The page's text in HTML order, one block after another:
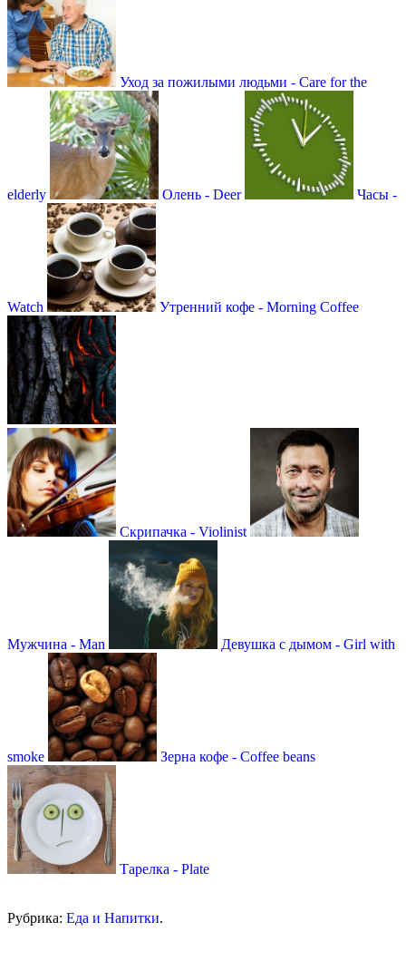
Уход за пожилыми людьми - Care for the
elderly Олень - Deer Часы -
Watch Утренний кофе - Morning Coffee
Скрипачка - Violinist
Мужчина - Man Девушка с дымом - Girl with
smoke Зерна кофе - Coffee beans
Тарелка - Plate
Рубрика: Еда и Напитки.